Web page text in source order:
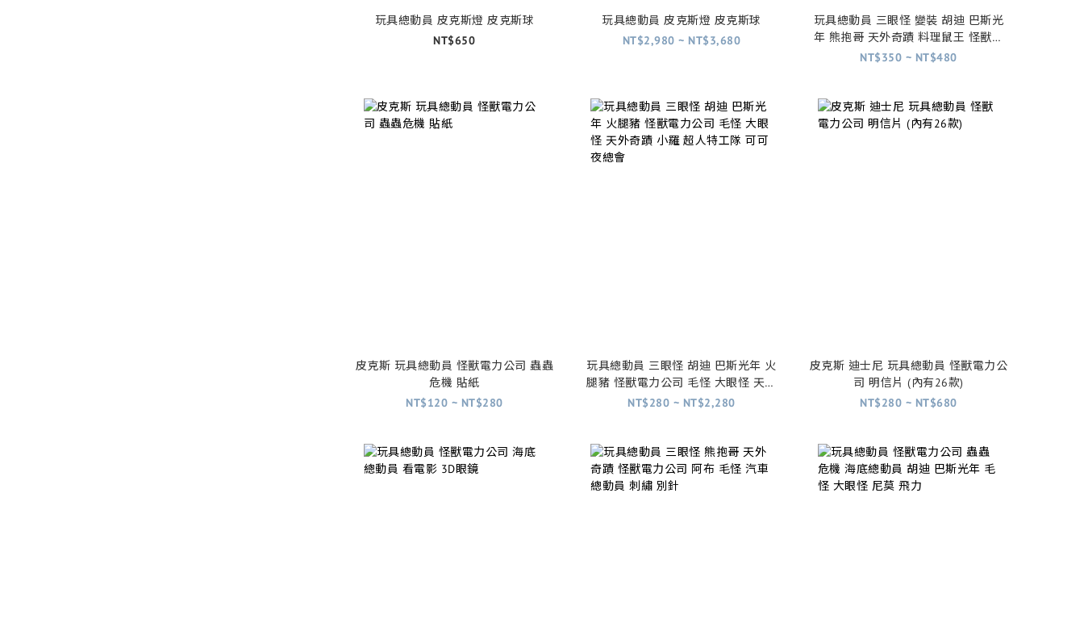
玩具總動員 皮克斯燈 皮克斯球
NT$650
玩具總動員 皮克斯燈 皮克斯球
NT$2,980 ~ NT$3,680
玩具總動員 三眼怪 變裝 胡迪 巴斯光
年 熊抱哥 天外奇蹟 料理鼠王 怪獸電
力公司 阿布 毛怪 可可夜總會 超人特
NT$350 ~ NT$480
皮克斯 玩具總動員 怪獸電力公司 蟲蟲
危機 貼紙
NT$120 ~ NT$280
玩具總動員 三眼怪 胡迪 巴斯光年 火
腿豬 怪獸電力公司 毛怪 大眼怪 天外
奇蹟 小羅 超人特工隊 可可夜總會
NT$280 ~ NT$2,280
皮克斯 迪士尼 玩具總動員 怪獸電力公
司 明信片 (內有26款)
NT$280 ~ NT$680